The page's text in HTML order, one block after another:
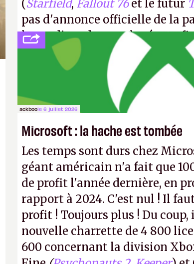
(Starfield, Fallout 76et le futur
pas d'annonce officielle de la
le syndicat des employés
licenciements.
A.
ackboole 6 juillet 2026
Microsoft : la hache est tombée
Les temps sont durs chez
géant américain n'a fait que
de profit l'année dernière, en
rapport à 2024. C'est nul ! Il
profit ! Toujours plus ! Du coup,
nouvelle charrette de 4 800
600 concernant la division